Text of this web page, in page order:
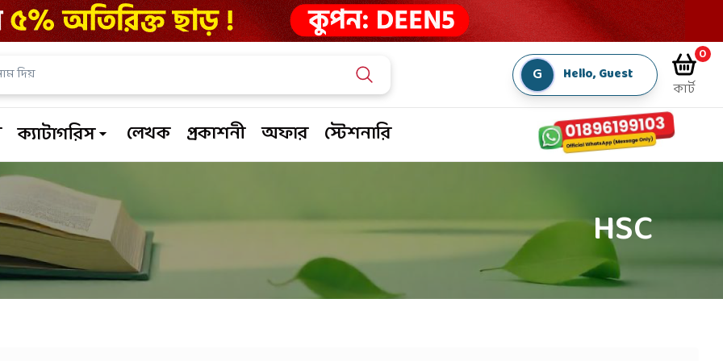
G Hello, Guest
কার্ট
0
ক্যাটাগরিস লেখক প্রকাশনী অফার স্টেশনারি
HSC